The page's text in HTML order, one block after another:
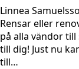
Linnea
Rensar eller
på alla vändor
till dig! Just nu
till…